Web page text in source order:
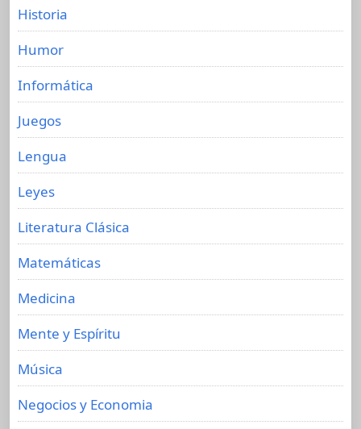
Historia
Humor
Informática
Juegos
Lengua
Leyes
Literatura Clásica
Matemáticas
Medicina
Mente y Espíritu
Música
Negocios y Economia